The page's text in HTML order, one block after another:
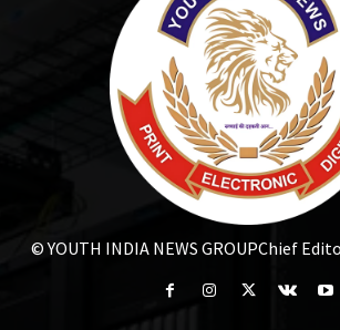
© YOUTH INDIA NEWS GROUPChief